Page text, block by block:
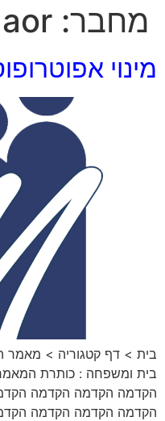
מחבר:
מינוי
בית > דף קטגוריה > מאמר
בית ומשפחה : כותרת
הקדמה הקדמה הקדמה
הקדמה הקדמה הקדמה